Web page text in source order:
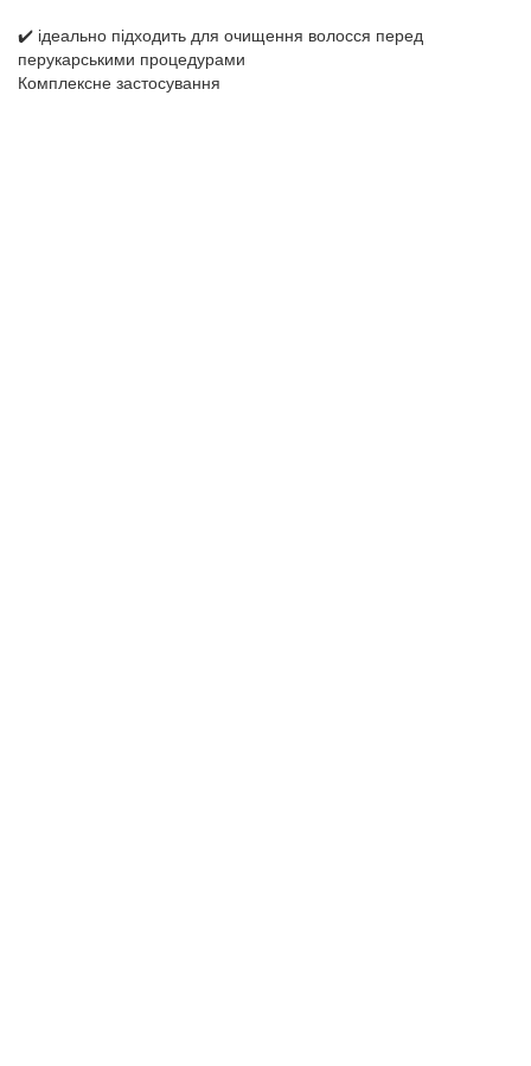
✔️ ідеально підходить для очищення волосся перед
перукарськими процедурами
Комплексне застосування